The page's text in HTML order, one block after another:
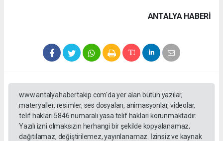
ANTALYA HABERİ
www.antalyahabertakip.com'da yer alan bütün yazılar,
materyaller, resimler, ses dosyaları, animasyonlar, videolar,
telif hakları 5846 numaralı yasa telif hakları korunmaktadır.
Yazılı izni olmaksızın herhangi bir şekilde kopyalanamaz,
dağıtılamaz, değiştirilemez, yayınlanamaz. İzinsiz ve kaynak